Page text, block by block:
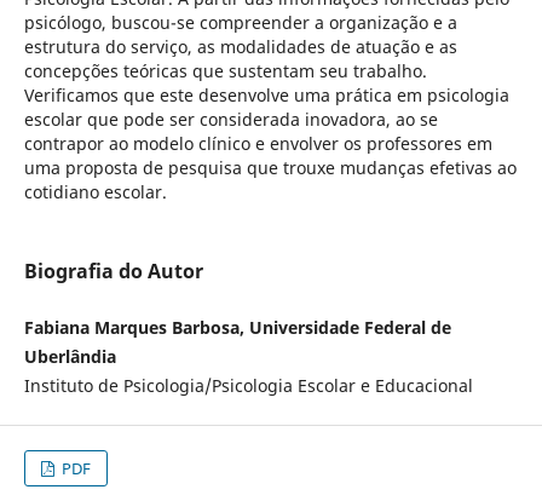
psicólogo, buscou-se compreender a organização e a
estrutura do serviço, as modalidades de atuação e as
concepções teóricas que sustentam seu trabalho.
Verificamos que este desenvolve uma prática em psicologia
escolar que pode ser considerada inovadora, ao se
contrapor ao modelo clínico e envolver os professores em
uma proposta de pesquisa que trouxe mudanças efetivas ao
cotidiano escolar.
Biografia do Autor
Fabiana Marques Barbosa, Universidade Federal de
Uberlândia
Instituto de Psicologia/Psicologia Escolar e Educacional
PDF